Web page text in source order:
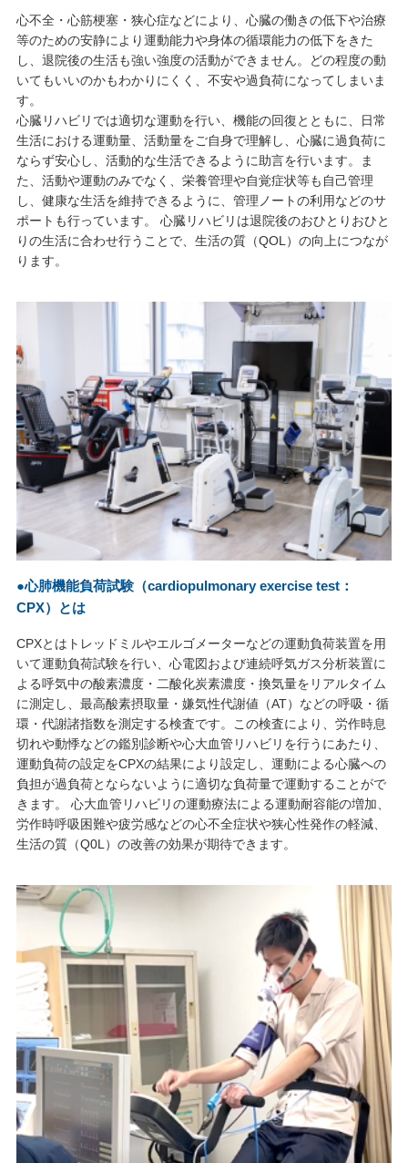
心不全・心筋梗塞・狭心症などにより、心臓の働きの低下や治療
等のための安静により運動能力や身体の循環能力の低下をきた
し、退院後の生活も強い強度の活動ができません。どの程度の動
いてもいいのかもわかりにくく、不安や過負荷になってしまいま
す。
心臓リハビリでは適切な運動を行い、機能の回復とともに、日常
生活における運動量、活動量をご自身で理解し、心臓に過負荷に
ならず安心し、活動的な生活できるように助言を行います。ま
た、活動や運動のみでなく、栄養管理や自覚症状等も自己管理
し、健康な生活を維持できるように、管理ノートの利用などのサ
ポートも行っています。 心臓リハビリは退院後のおひとりおひと
りの生活に合わせ行うことで、生活の質（QOL）の向上につなが
ります。
●心肺機能負荷試験（cardiopulmonary exercise test：
CPX）とは
CPXとはトレッドミルやエルゴメーターなどの運動負荷装置を用
いて運動負荷試験を行い、心電図および連続呼気ガス分析装置に
よる呼気中の酸素濃度・二酸化炭素濃度・換気量をリアルタイム
に測定し、最高酸素摂取量・嫌気性代謝値（AT）などの呼吸・循
環・代謝諸指数を測定する検査です。この検査により、労作時息
切れや動悸などの鑑別診断や心大血管リハビリを行うにあたり、
運動負荷の設定をCPXの結果により設定し、運動による心臓への
負担が過負荷とならないように適切な負荷量で運動することがで
きます。 心大血管リハビリの運動療法による運動耐容能の増加、
労作時呼吸困難や疲労感などの心不全症状や狭心性発作の軽減、
生活の質（Q0L）の改善の効果が期待できます。